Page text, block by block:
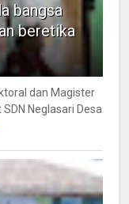
bangsa
beretika
dan Magister
Neglasari Desa